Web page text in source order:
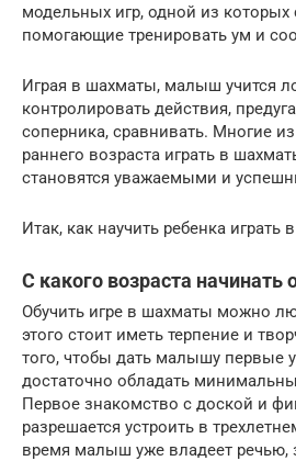
модельных игр, одной из
помогающие тренировать ум и
Играя в шахматы, малыш учится
контролировать действия,
соперника, сравнивать. Многие
раннего возраста играть в
становятся уважаемыми и
Итак, как научить ребенка играть
С какого возраста начинать
Обучить игре в шахматы можно
этого стоит иметь терпение и
того, чтобы дать малышу первые
достаточно обладать
Первое знакомство с доской и
разрешается устроить в
время малыш уже владеет речью,